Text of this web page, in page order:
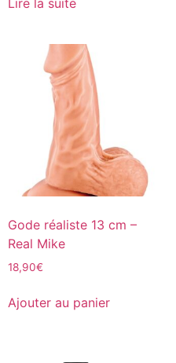
Lire la suite
Gode réaliste 13 cm –
Real Mike
18,90€
Ajouter au panier